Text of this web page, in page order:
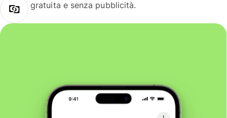
gratuita e senza pubblicità.